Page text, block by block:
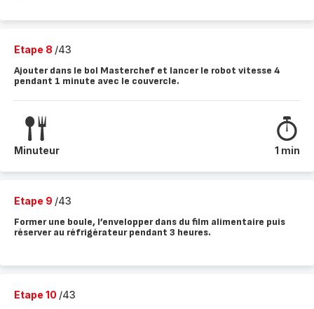
Etape 8 /43
Ajouter dans le bol Masterchef et lancer le robot vitesse 4
pendant 1 minute avec le couvercle.
Minuteur 1 min
Etape 9 /43
Former une boule, l’envelopper dans du film alimentaire puis
réserver au réfrigérateur pendant 3 heures.
Etape 10 /43